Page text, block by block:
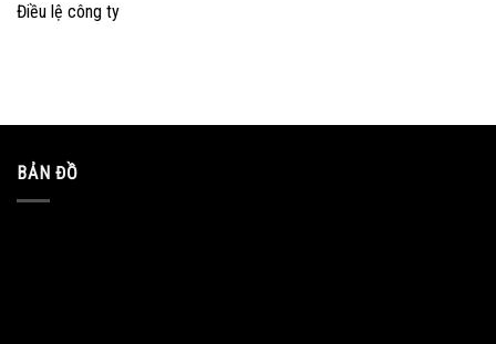
Điều lệ công ty
BẢN ĐỒ